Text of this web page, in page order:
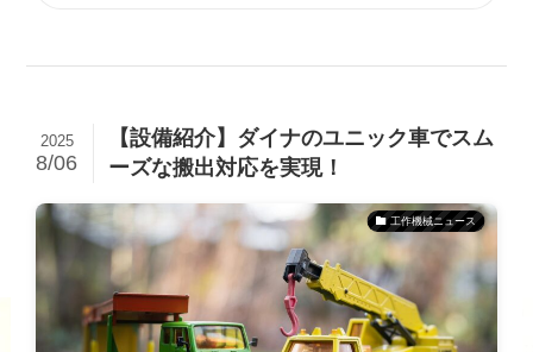
【設備紹介】ダイナのユニック車でスム
ーズな搬出対応を実現！
2025
8/06
工作機械ニュース